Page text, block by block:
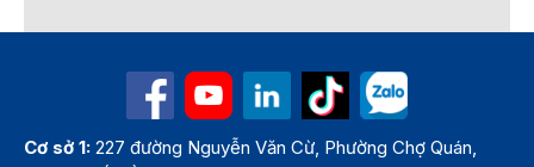
Cơ sở 1: 227 đường Nguyễn Văn Cừ, Phường Chợ Quán,